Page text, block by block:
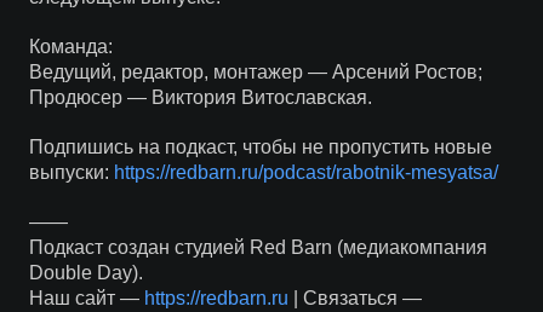
Команда:
Ведущий, редактор, монтажер — Арсений Ростов;
Продюсер — Виктория Витославская.
Подпишись на подкаст, чтобы не пропустить новые
выпуски: https://redbarn.ru/podcast/rabotnik-mesyatsa/
——
Подкаст создан студией Red Barn (медиакомпания
Double Day).
Наш сайт — https://redbarn.ru | Связаться —